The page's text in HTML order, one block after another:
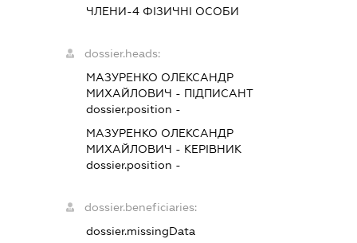
ЧЛЕНИ-4 ФІЗИЧНІ ОСОБИ
dossier.heads:
МАЗУРЕНКО ОЛЕКСАНДР
МИХАЙЛОВИЧ - ПІДПИСАНТ
dossier.position -
МАЗУРЕНКО ОЛЕКСАНДР
МИХАЙЛОВИЧ - КЕРІВНИК
dossier.position -
dossier.beneficiaries:
dossier.missingData